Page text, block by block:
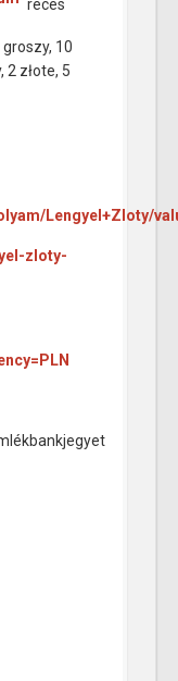
recés
10
2 złote, 5
Lengyel+Zloty/
zloty-